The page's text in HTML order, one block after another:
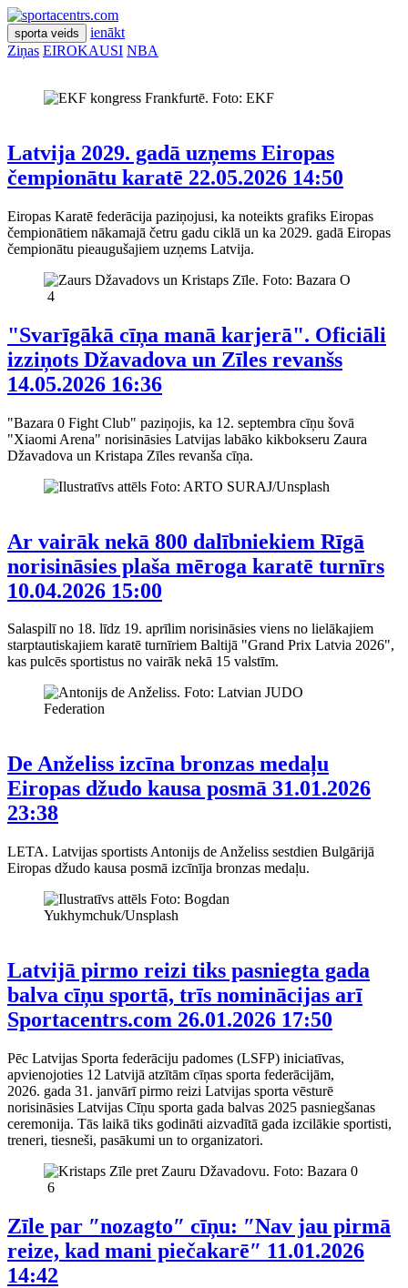
sporta veids
ienākt
Ziņas EIROKAUSI NBA
Latvija 2029. gadā uzņems Eiropas
čempionātu karatē 22.05.2026 14:50
Eiropas Karatē federācija paziņojusi, ka noteikts grafiks Eiropas
čempionātiem nākamajā četru gadu ciklā un ka 2029. gadā Eiropas
čempionātu pieaugušajiem uzņems Latvija.
4
"Svarīgākā cīņa manā karjerā". Oficiāli
izziņots Džavadova un Zīles revanšs
14.05.2026 16:36
"Bazara 0 Fight Club" paziņojis, ka 12. septembra cīņu šovā
"Xiaomi Arena" norisināsies Latvijas labāko kikbokseru Zaura
Džavadova un Kristapa Zīles revanša cīņa.
Ar vairāk nekā 800 dalībniekiem Rīgā
norisināsies plaša mēroga karatē turnīrs
10.04.2026 15:00
Salaspilī no 18. līdz 19. aprīlim norisināsies viens no lielākajiem
starptautiskajiem karatē turnīriem Baltijā "Grand Prix Latvia 2026",
kas pulcēs sportistus no vairāk nekā 15 valstīm.
De Anželiss izcīna bronzas medaļu
Eiropas džudo kausa posmā 31.01.2026
23:38
LETA. Latvijas sportists Antonijs de Anželiss sestdien Bulgārijā
Eiropas džudo kausa posmā izcīnīja bronzas medaļu.
Latvijā pirmo reizi tiks pasniegta gada
balva cīņu sportā, trīs nominācijas arī
Sportacentrs.com 26.01.2026 17:50
Pēc Latvijas Sporta federāciju padomes (LSFP) iniciatīvas,
apvienojoties 12 Latvijā atzītām cīņas sporta federācijām,
2026. gada 31. janvārī pirmo reizi Latvijas sporta vēsturē
norisināsies Latvijas Cīņu sporta gada balvas 2025 pasniegšanas
ceremonija. Tās laikā tiks godināti aizvadītā gada izcilākie sportisti,
treneri, tiesneši, pasākumi un to organizatori.
6
Zīle par ″nozagto″ cīņu: ″Nav jau pirmā
reize, kad mani piečakarē″ 11.01.2026
14:42